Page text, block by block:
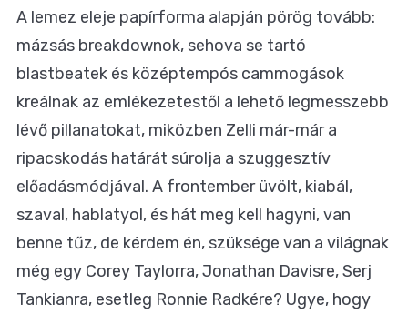
A lemez eleje papírforma alapján pörög tovább:
mázsás breakdownok, sehova se tartó
blastbeatek és középtempós cammogások
kreálnak az emlékezetestől a lehető legmesszebb
lévő pillanatokat, miközben Zelli már-már a
ripacskodás határát súrolja a szuggesztív
előadásmódjával. A frontember üvölt, kiabál,
szaval, hablatyol, és hát meg kell hagyni, van
benne tűz, de kérdem én, szüksége van a világnak
még egy Corey Taylorra, Jonathan Davisre, Serj
Tankianra, esetleg Ronnie Radkére? Ugye, hogy